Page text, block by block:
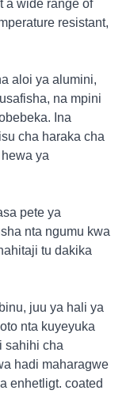
a wide range of
resistant,
aloi ya alumini,
na mpini
Ina
cha haraka cha
ya
pete ya
nta ngumu kwa
tu dakika
juu ya hali ya
nta kuyeyuka
sahihi cha
hadi maharagwe
enhetligt. coated